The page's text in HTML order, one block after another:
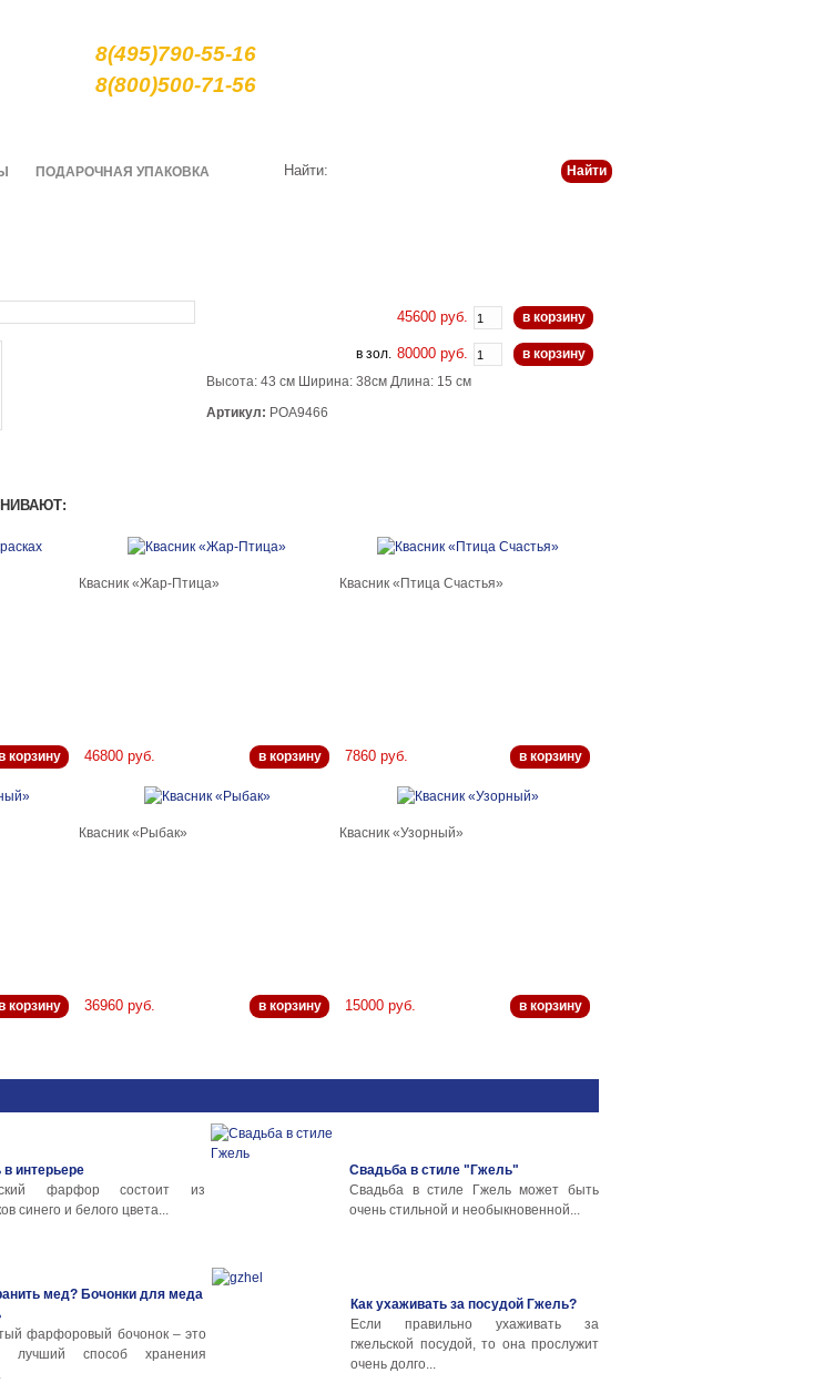
8(495)790-55-16
8(800)500-71-56
ПОДАРОЧНАЯ УПАКОВКА Найти:
45600 руб. в корзину
в зол. 80000 руб.
в корзину
Высота: 43 см Ширина: 38см Длина: 15 см
Артикул: РОА9466
корзину
Квасник «Жар-Птица»
46800 руб. в корзину
Квасник «Птица Счастья»
7860 руб. в корзину
корзину
Квасник «Рыбак»
36960 руб. в корзину
Квасник «Узорный»
15000 руб. в корзину
интерьере
фарфор состоит из
синего и белого цвета...
Свадьба в стиле "Гжель"
Свадьба в стиле Гжель может быть
очень стильной и необыкновенной...
мед? Бочонки для меда
фарфоровый бочонок – это
лучший способ хранения
Как ухаживать за посудой Гжель?
Если правильно ухаживать за
гжельской посудой, то она прослужит
очень долго...